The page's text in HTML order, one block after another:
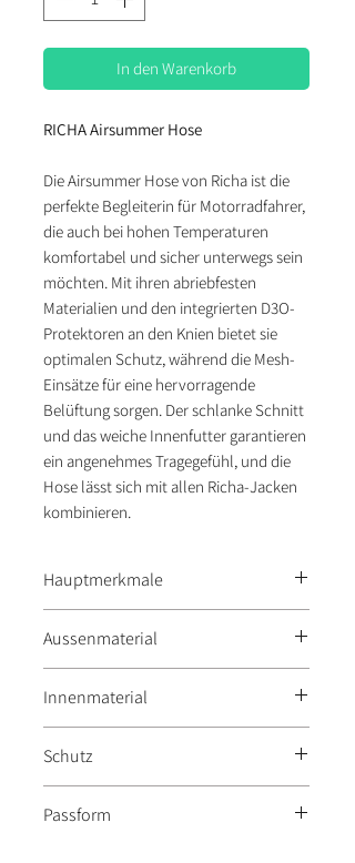
In den Warenkorb
RICHA Airsummer Hose
Die Airsummer Hose von Richa ist die
perfekte Begleiterin für Motorradfahrer,
die auch bei hohen Temperaturen
komfortabel und sicher unterwegs sein
möchten. Mit ihren abriebfesten
Materialien und den integrierten D3O-
Protektoren an den Knien bietet sie
optimalen Schutz, während die Mesh-
Einsätze für eine hervorragende
Belüftung sorgen. Der schlanke Schnitt
und das weiche Innenfutter garantieren
ein angenehmes Tragegefühl, und die
Hose lässt sich mit allen Richa-Jacken
kombinieren.
Hauptmerkmale
durch leichte Materialien und
Mesh-Einsätze
Schlanke, komfortable Passform
Kombinierbar mit Richa-Jacken
Aussenmaterial
großflächigen Mesh-Einsätzen
für verbesserte Luftzirkulation
Innenmaterial
Tragekomfort
Schutz
D3O CE-Level 1 Knieprotektoren
Passform